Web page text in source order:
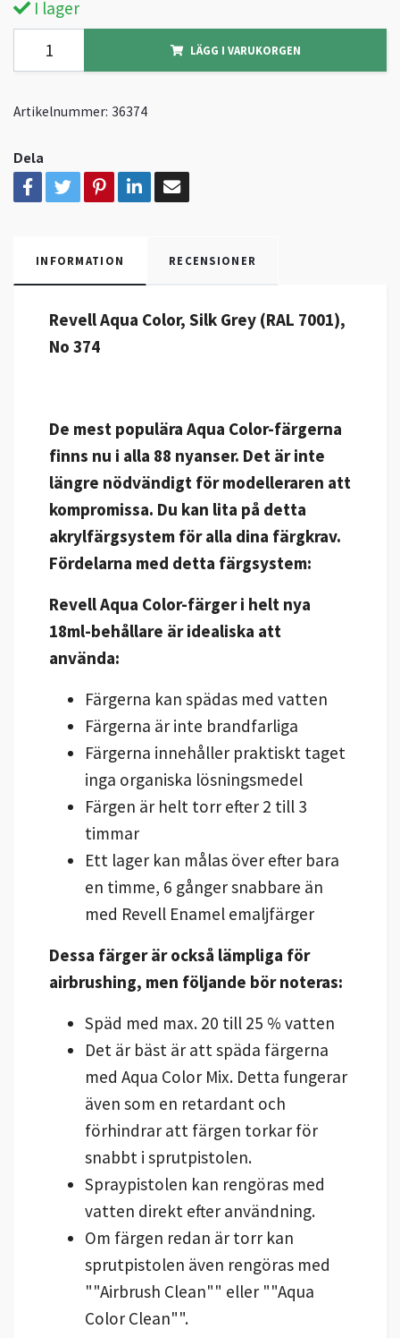
I lager
LÄGG I VARUKORGEN
Artikelnummer: 36374
Dela
INFORMATION RECENSIONER
Revell Aqua Color, Silk Grey (RAL 7001),
No 374
De mest populära Aqua Color-färgerna
finns nu i alla 88 nyanser. Det är inte
längre nödvändigt för modelleraren att
kompromissa. Du kan lita på detta
akrylfärgsystem för alla dina färgkrav.
Fördelarna med detta färgsystem:
Revell Aqua Color-färger i helt nya
18ml-behållare är idealiska att
använda:
Färgerna kan spädas med vatten
Färgerna är inte brandfarliga
Färgerna innehåller praktiskt taget
inga organiska lösningsmedel
Färgen är helt torr efter 2 till 3
timmar
Ett lager kan målas över efter bara
en timme, 6 gånger snabbare än
med Revell Enamel emaljfärger
Dessa färger är också lämpliga för
airbrushing, men följande bör noteras:
Späd med max. 20 till 25 % vatten
Det är bäst är att späda färgerna
med Aqua Color Mix. Detta fungerar
även som en retardant och
förhindrar att färgen torkar för
snabbt i sprutpistolen.
Spraypistolen kan rengöras med
vatten direkt efter användning.
Om färgen redan är torr kan
sprutpistolen även rengöras med
""Airbrush Clean"" eller ""Aqua
Color Clean"".